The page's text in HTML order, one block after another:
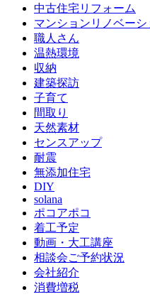
中古住宅リフォーム
マンションリノベーシ
職人さん
温熱環境
収納
建築探訪
子育て
間取り
天然素材
センスアップ
耐震
無添加住宅
DIY
solana
ポコアポコ
着工予定
動画・大工講座
相談会ご予約状況
会社紹介
消費増税